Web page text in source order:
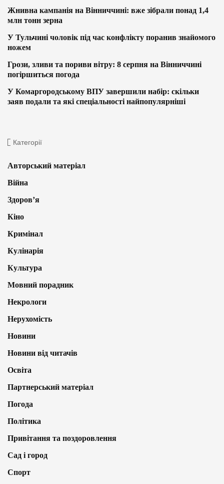
Жнивна кампанія на Вінниччині: вже зібрали понад 1,4
млн тонн зерна
У Тульчині чоловік під час конфлікту поранив знайомого
ножем
Грози, зливи та пориви вітру: 8 серпня на Вінниччині
погіршиться погода
У Комаргородському ВПУ завершили набір: скільки
заяв подали та які спеціальності найпопулярніші
Категорії
Авторський матеріал
Війна
Здоров’я
Кіно
Кримінал
Кулінарія
Культура
Мовний порадник
Некрологи
Нерухомість
Новини
Новини від читачів
Освіта
Партнерський матеріал
Погода
Політика
Привітання та поздоровлення
Сад і город
Спорт